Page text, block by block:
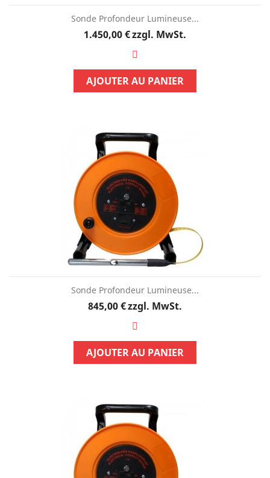
Sonde Profondeur Lumineuse...
Preis
1.450,00 €zzgl. MwSt.
AJOUTER AU PANIER
Sonde Profondeur Lumineuse...
Preis
845,00 €zzgl. MwSt.
AJOUTER AU PANIER